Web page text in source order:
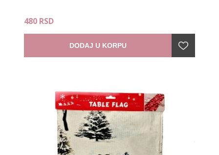
480 RSD
DODAJ U KORPU